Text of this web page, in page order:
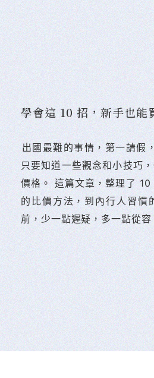
學會這 10 招，新手也能
出國最難的事情，第一請假
只要知道一些觀念和小技巧
價格。 這篇文章，整理了
的比價方法，到內行人習慣
前，少一點遲疑，多一點從容